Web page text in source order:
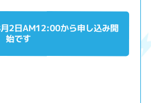
2日AM12:00から申し込み開
始です